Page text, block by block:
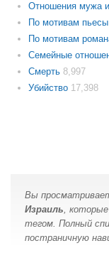
Отношения мужа
По мотивам пьесы
По мотивам
Семейные
Смерть 8,997
Убийство 17,398
Вы
Израиль,
тегом. Полный
постраничную